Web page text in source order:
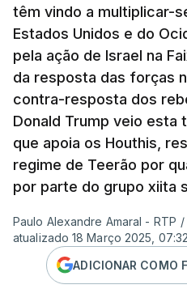
têm vindo a multiplicar-
Estados Unidos e do
pela ação de Israel na
da resposta das forças
contra-resposta dos
Donald Trump veio esta
que apoia os Houthis,
regime de Teerão por
por parte do grupo xiita
Paulo Alexandre Amaral - RTP /
atualizado 18 Março 2025, 07:32
ADICIONAR COMO